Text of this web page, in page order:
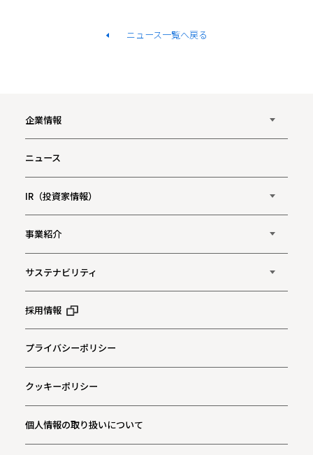
ニュース一覧へ戻る
企業情報
ニュース
IR（投資家情報）
事業紹介
サステナビリティ
採用情報
プライバシーポリシー
クッキーポリシー
個人情報の取り扱いについて